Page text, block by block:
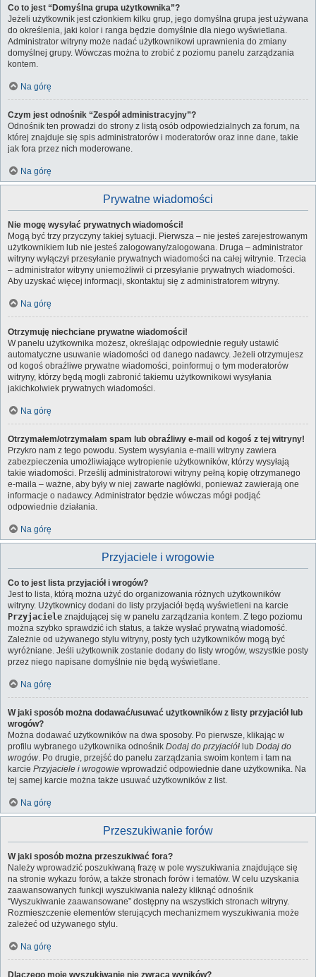
Co to jest “Domyślna grupa użytkownika”?
Jeżeli użytkownik jest członkiem kilku grup, jego domyślna grupa jest używana
do określenia, jaki kolor i ranga będzie domyślnie dla niego wyświetlana.
Administrator witryny może nadać użytkownikowi uprawnienia do zmiany
domyślnej grupy. Wówczas można to zrobić z poziomu panelu zarządzania
kontem.
Na górę
Czym jest odnośnik “Zespół administracyjny”?
Odnośnik ten prowadzi do strony z listą osób odpowiedzialnych za forum, na
której znajduje się spis administratorów i moderatorów oraz inne dane, takie
jak fora przez nich moderowane.
Na górę
Prywatne wiadomości
Nie mogę wysyłać prywatnych wiadomości!
Mogą być trzy przyczyny takiej sytuacji. Pierwsza – nie jesteś zarejestrowanym
użytkownikiem lub nie jesteś zalogowany/zalogowana. Druga – administrator
witryny wyłączył przesyłanie prywatnych wiadomości na całej witrynie. Trzecia
– administrator witryny uniemożliwił ci przesyłanie prywatnych wiadomości.
Aby uzyskać więcej informacji, skontaktuj się z administratorem witryny.
Na górę
Otrzymuję niechciane prywatne wiadomości!
W panelu użytkownika możesz, określając odpowiednie reguły ustawić
automatyczne usuwanie wiadomości od danego nadawcy. Jeżeli otrzymujesz
od kogoś obraźliwe prywatne wiadomości, poinformuj o tym moderatorów
witryny, którzy będą mogli zabronić takiemu użytkownikowi wysyłania
jakichkolwiek prywatnych wiadomości.
Na górę
Otrzymałem/otrzymałam spam lub obraźliwy e-mail od kogoś z tej witryny!
Przykro nam z tego powodu. System wysyłania e-maili witryny zawiera
zabezpieczenia umożliwiające wytropienie użytkowników, którzy wysyłają
takie wiadomości. Prześlij administratorowi witryny pełną kopię otrzymanego
e-maila – ważne, aby były w niej zawarte nagłówki, ponieważ zawierają one
informacje o nadawcy. Administrator będzie wówczas mógł podjąć
odpowiednie działania.
Na górę
Przyjaciele i wrogowie
Co to jest lista przyjaciół i wrogów?
Jest to lista, którą można użyć do organizowania różnych użytkowników
witryny. Użytkownicy dodani do listy przyjaciół będą wyświetleni na karcie
Przyjaciele znajdującej się w panelu zarządzania kontem. Z tego poziomu
można szybko sprawdzić ich status, a także wysłać prywatną wiadomość.
Zależnie od używanego stylu witryny, posty tych użytkowników mogą być
wyróżniane. Jeśli użytkownik zostanie dodany do listy wrogów, wszystkie posty
przez niego napisane domyślnie nie będą wyświetlane.
Na górę
W jaki sposób można dodawać/usuwać użytkowników z listy przyjaciół lub
wrogów?
Można dodawać użytkowników na dwa sposoby. Po pierwsze, klikając w
profilu wybranego użytkownika odnośnik Dodaj do przyjaciół lub Dodaj do
wrogów. Po drugie, przejść do panelu zarządzania swoim kontem i tam na
karcie Przyjaciele i wrogowie wprowadzić odpowiednie dane użytkownika. Na
tej samej karcie można także usuwać użytkowników z list.
Na górę
Przeszukiwanie forów
W jaki sposób można przeszukiwać fora?
Należy wprowadzić poszukiwaną frazę w pole wyszukiwania znajdujące się
na stronie wykazu forów, a także stronach forów i tematów. W celu uzyskania
zaawansowanych funkcji wyszukiwania należy kliknąć odnośnik
“Wyszukiwanie zaawansowane” dostępny na wszystkich stronach witryny.
Rozmieszczenie elementów sterujących mechanizmem wyszukiwania może
zależeć od używanego stylu.
Na górę
Dlaczego moje wyszukiwanie nie zwraca wyników?